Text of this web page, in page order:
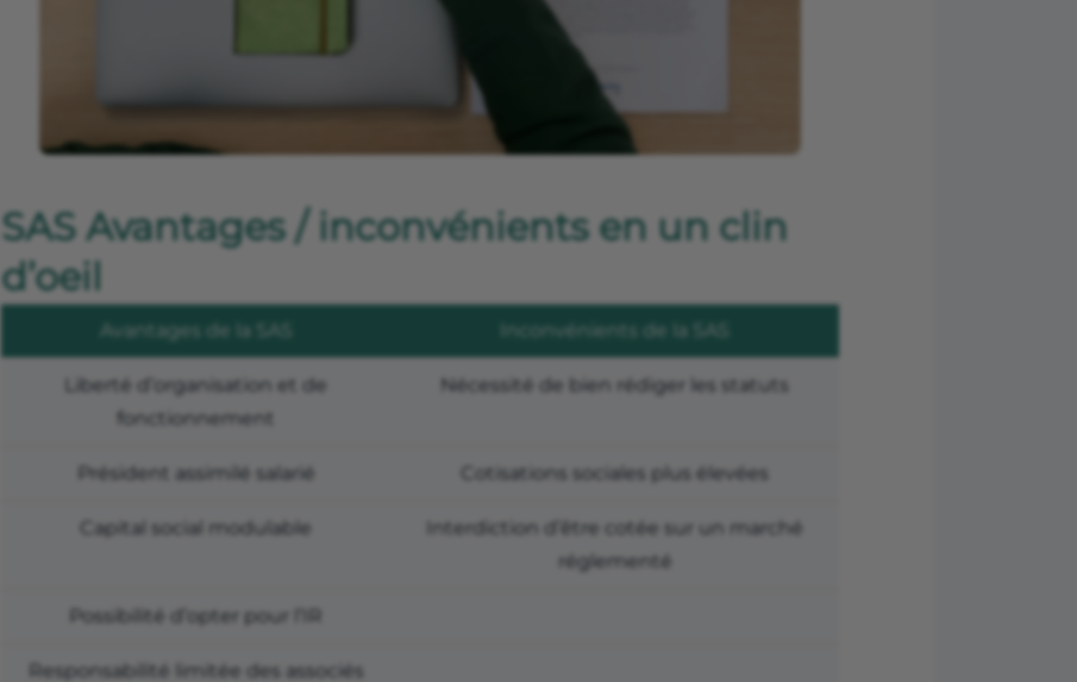
SAS Avantages / inconvénients en un clin
d’oeil
Avantages de la SAS Inconvénients de la SAS
Liberté d’organisation et de
fonctionnement
Nécessité de bien rédiger les statuts
Président assimilé salarié Cotisations sociales plus élevées
Capital social modulable
Interdiction d’être cotée sur un marché
réglementé
Possibilité d’opter pour l’IR
Responsabilité limitée des associés